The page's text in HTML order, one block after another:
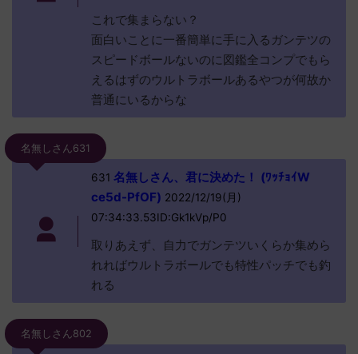
これで集まらない？
面白いことに一番簡単に手に入るガンテツの
スピードボールないのに図鑑全コンプでもら
えるはずのウルトラボールあるやつが何故か
普通にいるからな
名無しさん631
631 名無しさん、君に決めた！ (ﾜｯﾁｮｲW
ce5d-PfOF) 2022/12/19(月)
07:34:33.53ID:Gk1kVp/P0
取りあえず、自力でガンテツいくらか集めら
れればウルトラボールでも特性パッチでも釣
れる
名無しさん802